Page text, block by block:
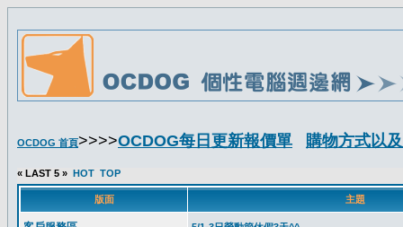
OCDOG 首頁>>>>OCDOG每日更新報價單 購物方式以